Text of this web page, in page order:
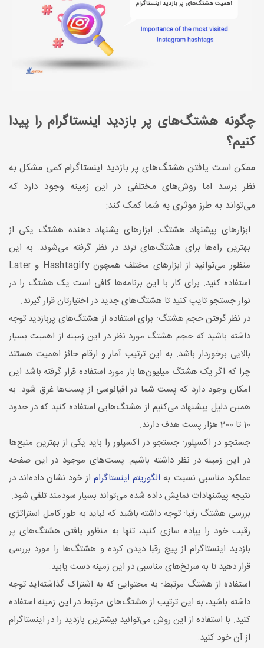
چگونه هشتگ‌های پر بازدید اینستاگرام را پیدا
کنیم؟
ممکن است یافتن هشتگ‌های پر بازدید اینستاگرام کمی مشکل به
نظر برسد اما روش‌های مختلفی در این زمینه وجود دارد که
می‌تواند به طرز موثری به شما کمک کند:
ابزارهای پیشنهاد هشتگ: ابزارهای پشنهاد دهنده هشتگ یکی از
بهترین راه‌ها برای هشتگ‌های ترند در نظر گرفته می‌شوند. به این
منظور می‌توانید از ابزارهای مختلف همچون Hashtagify و Later
استفاده کنید. برای کار با این برنامه‌ها کافی است یک هشتگ را در
نوار جستجو تایپ کنید تا هشتگ‌های جدید در اختیارتان قرار گیرند.
در نظر گرفتن حجم هشتگ: برای استفاده از هشتگ‌های پربازدید توجه
داشته باشید که حجم هشتگ مورد نظر در این زمینه از اهمیت بسیار
بالایی برخوردار باشد. به این ترتیب آمار و ارقام حائز اهمیت هستند
چرا که اگر یک هشتگ میلیون‌ها بار مورد استفاده قرار گرفته باشد این
امکان وجود دارد که پست شما در اقیانوسی از پست‌ها غرق شود. به
همین دلیل پیشنهاد می‌کنیم از هشتگ‌هایی استفاده کنید که در حدود
10 تا 200 هزار پست هدف دارند.
جستجو در اکسپلور: جستجو در اکسپلور را باید یکی از بهترین منبع‌ها
در این زمینه در نظر داشته باشیم. پست‌های موجود در این صفحه
عملکرد مناسبی نسبت به الگوریتم اینستاگراماز خود نشان داده‌اند در
نتیجه پیشنهادات نمایش داده شده می‌تواند بسیار سودمند تلقی شود.
بررسی هشتگ رقبا: توجه داشته باشید که نباید به طور کامل استراتژی
رقیب خود را پیاده سازی کنید، تنها به منظور یافتن هشتگ‌های پر
بازدید اینستاگرام از پیج رقبا دیدن کرده و هشتگ‌ها را مورد بررسی
قرار دهید تا به سرنخ‌های مناسبی در این زمینه دست یابید.
استفاده از هشتگ مرتبط: به محتوایی که به اشتراک گذاشته‌اید توجه
داشته باشید، به این ترتیب از هشتگ‌های مرتبط در این زمینه استفاده
کنید. با استفاده از این روش می‌توانید بیشترین بازدید را در اینستاگرام
از آن خود کنید.